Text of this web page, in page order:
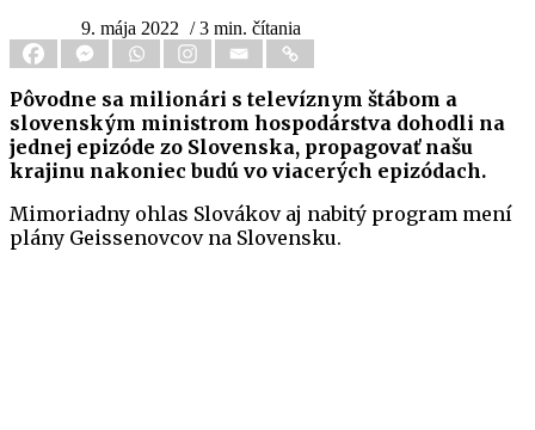
9. mája 2022 / 3 min. čítania
Pôvodne sa milionári s televíznym štábom a
slovenským ministrom hospodárstva dohodli na
jednej epizóde zo Slovenska, propagovať našu
krajinu nakoniec budú vo viacerých epizódach.
Mimoriadny ohlas Slovákov aj nabitý program mení
plány Geissenovcov na Slovensku.